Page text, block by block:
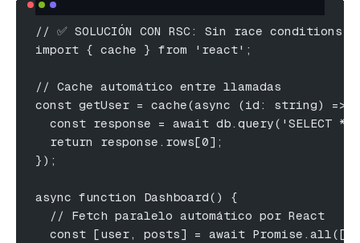
// ✅ SOLUCIÓN CON RSC: Sin race
import { cache } from 'react';
// Cache automático entre llamadas
const getUser = cache(async (id: string) => {
const response = await db.query('SELECT *
  return response.rows[0];
});
async function Dashboard() {
  // Fetch paralelo automático por React
  const [user, posts] = await Promise.all([